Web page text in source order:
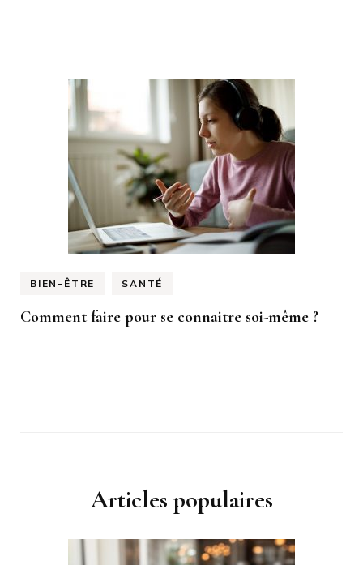
BIEN-ÊTRE SANTÉ
Comment faire pour se connaitre soi-même ?
Articles populaires